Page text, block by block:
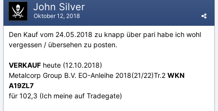
John Silver
Oktober 12, 2018
Den Kauf vom 24.05.2018 zu knapp über pari habe ich wohl
vergessen / übersehen zu posten.
VERKAUF heute (12.10.2018)
Metalcorp Group B.V. EO-Anleihe 2018(21/22)Tr.2 WKN
A19ZL7
für 102,3 (Ich meine auf Tradegate)